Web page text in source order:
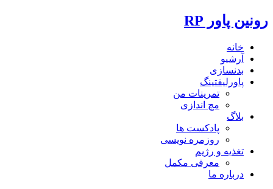
رونین پاور RP
خانه
آرشیو
بدنسازی
پاورلیفتینگ
تمرینات من
مچ اندازی
بلاگ
پادکست ها
روزمره نویسی
تغذیه و رژیم
معرفی مکمل
درباره ما